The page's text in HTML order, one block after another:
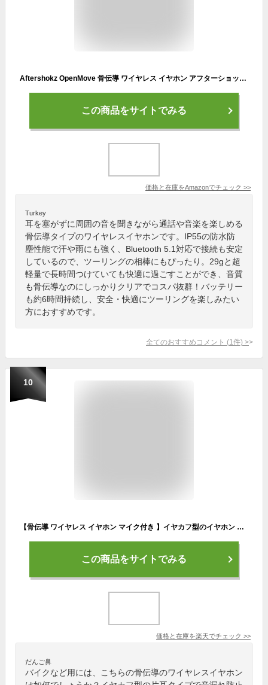
Aftershokz OpenMove 骨伝導 ワイヤレス イヤホン アフターショックス Bluetooth マイク付き ブルートゥース スポーツ 防水 防塵 IP55 (Slate Grey)
この商品をサイトでみる
価格と在庫をAmazonでチェック >>
Turkey
耳を塞がずに周囲の音を聞きながら通話や音楽を楽しめる
骨伝導タイプのワイヤレスイヤホンです。IP55の防水防
塵性能で汗や雨にも強く、Bluetooth 5.1対応で接続も安定
しているので、ツーリングの相棒にもぴったり。29gと超
軽量で長時間つけていても快適に過ごすことができ、音質
も骨伝導なのにしっかりクリアでコスパ抜群！バッテリー
も約6時間持続し、安全・快適にツーリングを楽しみたい
方におすすめです。
全てのおすすめコメント (1 件) >
10
【骨伝導 ワイヤレス イヤホン マイク付き 】イヤカフ型のイヤホン ワイヤレスイヤホン bluetooth5.3 快適 音漏れ防止耳掛け式 bluetooth イヤホン ノイズキャンセリング 重低音 長時間 両耳 片耳 Type‐C急速充電 Siri対応 多機能タッチボタン操作 マイク内蔵
この商品をサイトでみる
価格と在庫を楽天でチェック >>
だんご鼻
バイクなど用には、こちらの骨伝導のワイヤレスイヤホン